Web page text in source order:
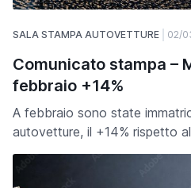
SALA STAMPA AUTOVETTURE 02/
Comunicato stampa –
febbraio +14%
A febbraio sono state
autovetture, il +14% rispetto